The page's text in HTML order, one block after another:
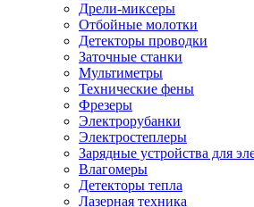
Дрели-миксеры
Отбойные молотки
Детекторы проводки
Заточные станки
Мультиметры
Технические фены
Фрезеры
Электрорубанки
Электростеплеры
Зарядные устройства для
Влагомеры
Детекторы тепла
Лазерная техника